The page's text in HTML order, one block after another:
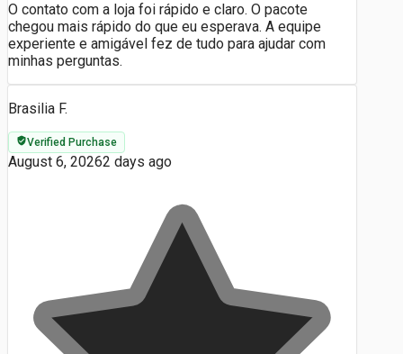
O contato com a loja foi rápido e claro. O pacote
chegou mais rápido do que eu esperava. A equipe
experiente e amigável fez de tudo para ajudar com
minhas perguntas.
Brasilia F.
Verified Purchase
August 6, 20262 days ago